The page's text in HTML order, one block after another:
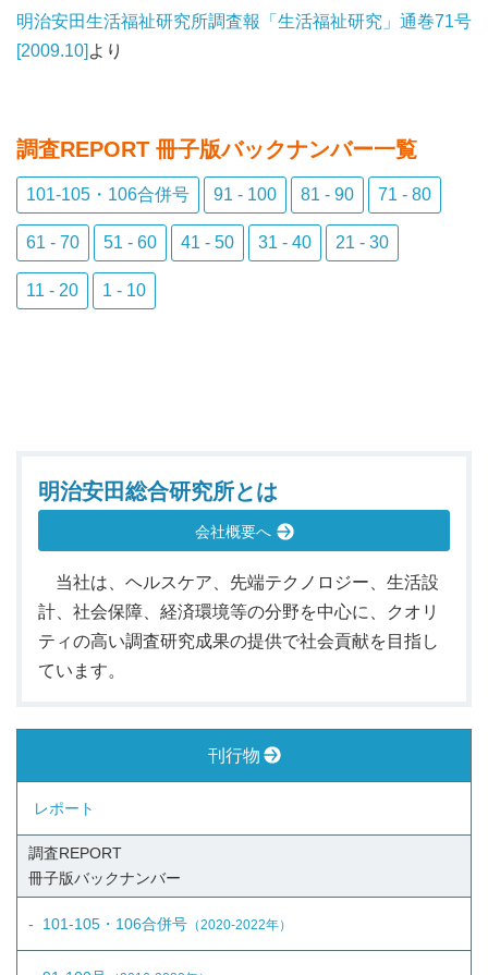
明治安田生活福祉研究所調査報「生活福祉研究」通巻71号
[2009.10] より
調査REPORT 冊子版バックナンバー一覧
101-105・106合併号 91 - 100 81 - 90 71 - 80
61 - 70 51 - 60 41 - 50 31 - 40 21 - 30
11 - 20 1 - 10
明治安田総合研究所とは
会社概要へ
当社は、ヘルスケア、先端テクノロジー、生活設
計、社会保障、経済環境等の分野を中心に、クオリ
ティの高い調査研究成果の提供で社会貢献を目指し
ています。
刊行物
レポート
調査REPORT
冊子版バックナンバー
101-105・106合併号 （2020-2022年）